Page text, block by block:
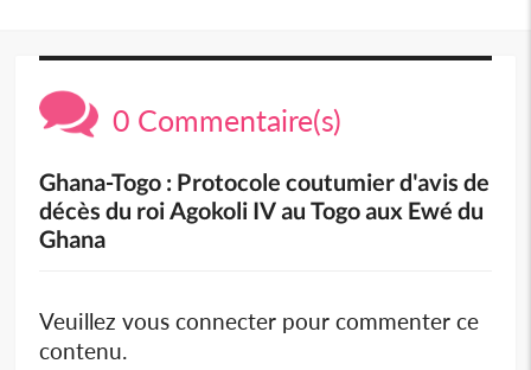
0 Commentaire(s)
Ghana-Togo : Protocole coutumier d'avis de
décès du roi Agokoli IV au Togo aux Ewé du
Ghana
Veuillez vous connecter pour commenter ce
contenu.